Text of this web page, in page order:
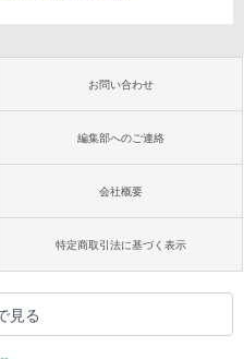
お問い合わせ
編集部へのご連絡
会社概要
特定商取引法に基づく表示
見る